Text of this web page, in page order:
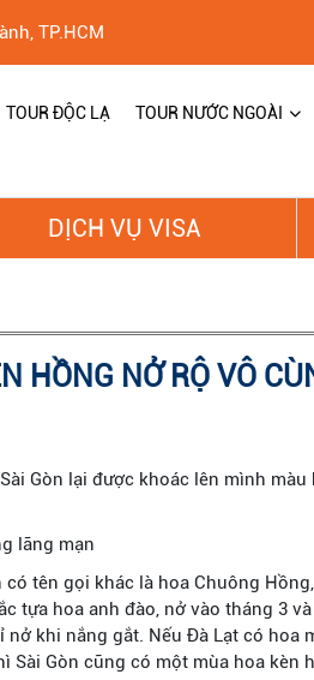
TP.HCM
TOUR ĐỘC LẠ TOUR NƯỚC NGOÀI
DỊCH VỤ VISA
HỒNG NỞ RỘ VÔ
Gòn lại được khoác lên mình
lãng mạn
tên gọi khác là hoa Chuông
tựa hoa anh đào, nở vào tháng 3
khi nắng gắt. Nếu Đà Lạt có hoa
Sài Gòn cũng có một mùa hoa kèn